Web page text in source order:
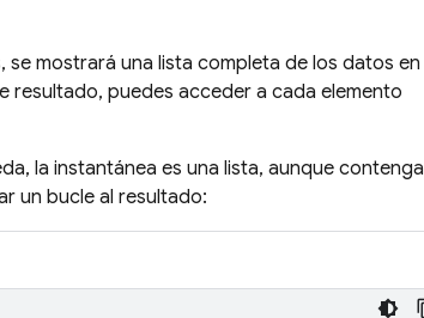
se mostrará una lista completa de los datos en
resultado, puedes acceder a cada elemento
la instantánea es una lista, aunque contenga
un bucle al resultado: